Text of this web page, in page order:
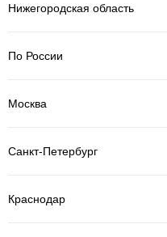
Нижегородская область
По России
Москва
Санкт-Петербург
Краснодар